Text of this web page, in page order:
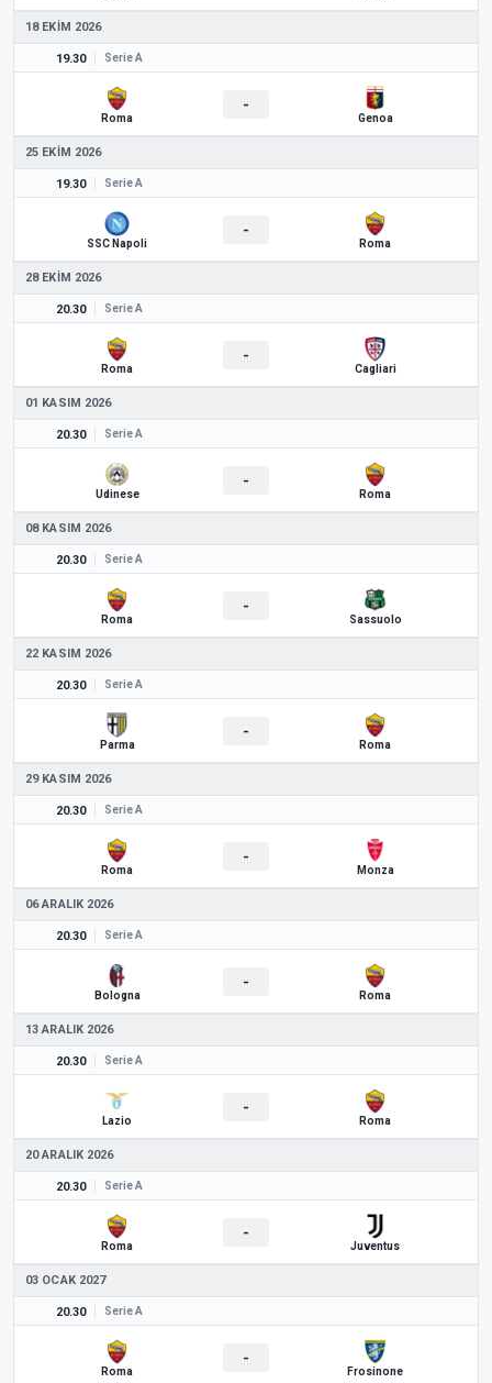
18 EKIM 2026
19.30 Serie A
Roma
-
Genoa
25 EKIM 2026
19.30 Serie A
SSC Napoli
-
Roma
28 EKIM 2026
20.30 Serie A
Roma
-
Cagliari
01 KASIM 2026
20.30 Serie A
Udinese
-
Roma
08 KASIM 2026
20.30 Serie A
Roma
-
Sassuolo
22 KASIM 2026
20.30 Serie A
Parma
-
Roma
29 KASIM 2026
20.30 Serie A
Roma
-
Monza
06 ARALIK 2026
20.30 Serie A
Bologna
-
Roma
13 ARALIK 2026
20.30 Serie A
Lazio
-
Roma
20 ARALIK 2026
20.30 Serie A
Roma
-
Juventus
03 OCAK 2027
20.30 Serie A
Roma
-
Frosinone